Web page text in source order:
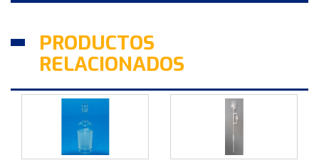
PRODUCTOS
RELACIONADOS